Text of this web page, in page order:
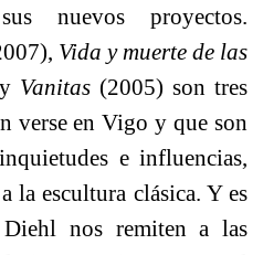
nuevos proyectos.
Vida y muerte de las
Vanitas (2005) son tres
verse en Vigo y que son
e influencias,
la escultura clásica. Y es
nos remiten a las